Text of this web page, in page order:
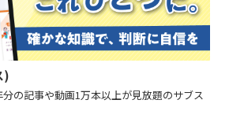
)
の記事や動画1万本以上が見放題のサブス